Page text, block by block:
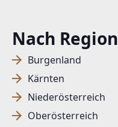
Nach Region
Burgenland
Kärnten
Niederösterreich
Oberösterreich